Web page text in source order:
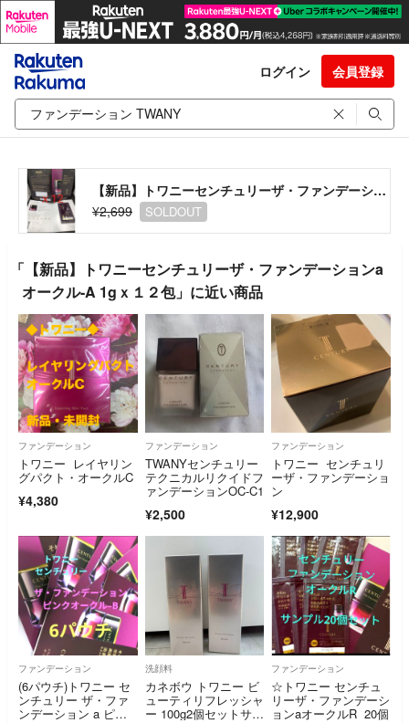
ログイン 会員登録
【新品】トワニーセンチュリーザ・ファンデーションa オークル-A 1gｘ１２包
¥2,699
SOLDOUT
「【新品】トワニーセンチュリーザ・ファンデーションa
オークル-A 1gｘ１２包」に近い商品
ファンデーション
トワニー レイヤリン
グパクト・オークルC
¥4,380
ファンデーション
TWANYセンチュリー
テクニカルリクイドフ
ァンデーションOC-C1
¥2,500
ファンデーション
トワニー センチュリ
ーザ・ファンデーショ
ン
¥12,900
ファンデーション
(6パウチ)トワニー セ
ンチュリー ザ・ファ
ンデーション a ピン
洗顔料
カネボウ トワニー ビ
ューティリフレッシャ
ー 100g2個セットサン
ファンデーション
☆トワニー センチュ
リーザ・ファンデーシ
ョンaオークルR 20個